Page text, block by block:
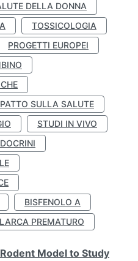
DELLA DONNA
TOSSICOLOGIA
PROGETTI EUROPEI
SULLA SALUTE
STUDI IN VIVO
BISFENOLO A
PREMATURO
Model to Study